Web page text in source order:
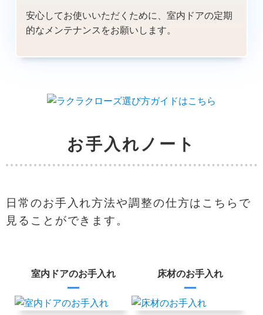
安心してお使いいただくために、室内ドアの定期
的なメンテナンスをお願いします。
お手入れノート
日常のお手入れ方法や調整の仕方はこちらで
見ることができます。
室内ドアのお手入れ 床材のお手入れ